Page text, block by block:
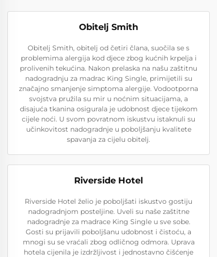
Obitelj Smith
Obitelj Smith, obitelj od četiri člana, suočila se s
problemima alergija kod djece zbog kućnih krpelja i
prolivenih tekućina. Nakon prelaska na našu zaštitnu
nadogradnju za madrac King Single, primijetili su
značajno smanjenje simptoma alergije. Vodootporna
svojstva pružila su mir u noćnim situacijama, a
disajuća tkanina osigurala je udobnost djece tijekom
cijele noći. U svom povratnom iskustvu istaknuli su
učinkovitost nadogradnje u poboljšanju kvalitete
spavanja za cijelu obitelj.
Riverside Hotel
Riverside Hotel želio je poboljšati iskustvo gostiju
nadogradnjom posteljine. Uveli su naše zaštitne
nadogradnje za madrace King Single u sve sobe.
Gosti su prijavili poboljšanu udobnost i čistoću, a
mnogi su se vraćali zbog odličnog odmora. Uprava
hotela cijenila je izdržljivost i jednostavno čišćenje